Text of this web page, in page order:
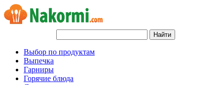
Выбор по продуктам
Выпечка
Гарниры
Горячие блюда